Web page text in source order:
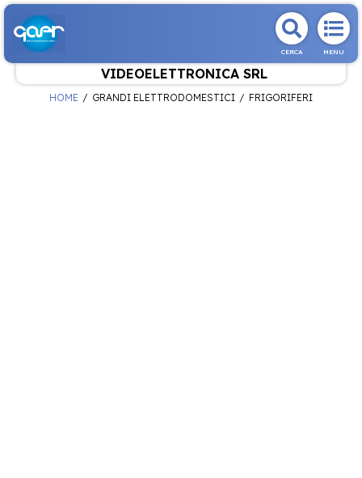
CERCA MENU
VIDEOELETTRONICA SRL
HOME GRANDI ELETTRODOMESTICI FRIGORIFERI